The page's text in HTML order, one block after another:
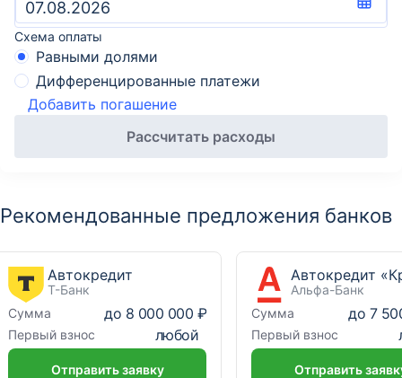
Схема оплаты
Равными долями
Дифференцированные платежи
Добавить погашение
Рассчитать расходы
Рекомендованные предложения банков
Автокредит
Т-Банк
Сумма
до 8 000 000 ₽
Первый взнос любой
Отправить заявку
Альфа-Банк
Сумма
до 7
Первый взнос
Отправить